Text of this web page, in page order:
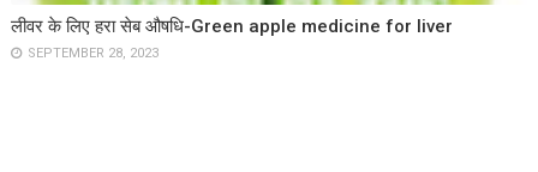
लीवर के लिए हरा सेब औषधि-Green apple medicine for liver
SEPTEMBER 28, 2023